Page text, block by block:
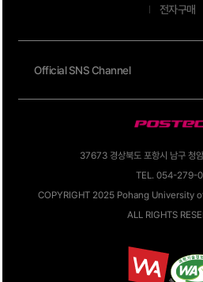
37673 경상북도 포항시 남구 청
TEL. 054-279-
COPYRIGHT 2025 Pohang University
ALL RIGHTS
Official SNS Channel
전자구매